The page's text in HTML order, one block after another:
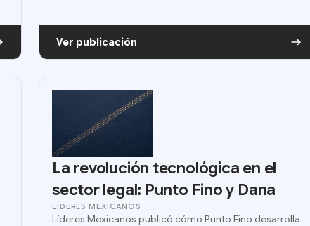
Ver publicación
La revolución tecnológica en el
sector legal: Punto Fino y Dana
LÍDERES MEXICANOS
Líderes Mexicanos publicó cómo Punto Fino desarrolla